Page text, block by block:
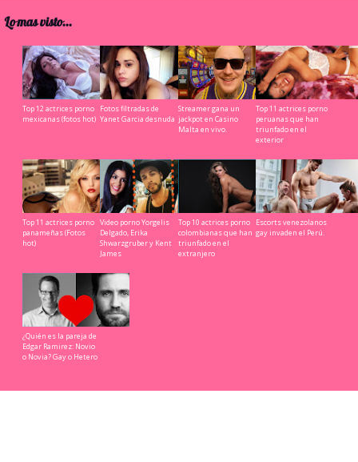
Lo mas visto...
Top 12 actrices porno
mexicanas (fotos hot)
Fotos filtradas de
Yanet Garcia desnuda
Streamer gana un
jackpot en Casino
Malta en vivo.
Top 11 actrices porno
peruanas que han
triunfado en el
exterior
Top 11 actrices porno
panameñas (Fotos
hot)
Video porno Yorgelis
Delgado, Erika
Shwarzgruber y Kent
James
Top 10 actrices porno
colombianas que han
triunfado en el
extranjero
Escorts venezolanos
gay invaden el Perú.
¿Quién es la pareja de
Edgar Ramirez: Novio
o Novia? Gay o Hetero